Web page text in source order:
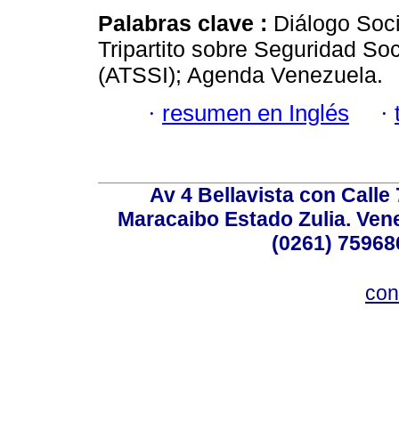
Palabras clave : Diálogo
Tripartito sobre Seguridad
(ATSSI); Agenda Venezuela.
· resumen en Inglés ·
Av 4 Bellavista con Calle
Maracaibo Estado Zulia.
(0261)